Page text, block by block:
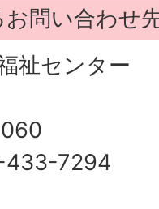
問い合わせ
祉センター
433-7294